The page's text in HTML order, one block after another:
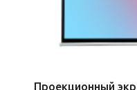
Проекционный